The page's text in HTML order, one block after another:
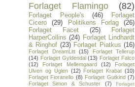
Forlaget Flamingo (82)
Forlaget People's (46)
Forlaget
Cicero
(29) Politikens Forlag
(26)
Forlaget Facet
(25)
Forlaget
HarperCollins (24) Forlaget Lindhardt
& Ringhof (23) Forlaget Piatkus (16)
Forlaget DreamLitt (15)
Forlaget Tellerup
(14) Forlaget Gyldendal (13) Forlaget Falco
(12)
Forlaget Mellemgaard (12)
Forlaget
Ulven og Uglen (12) Forlaget Krabat (10)
Forlaget Fioranello (8) Forlaget Gutkind (7)
Forlaget Simon & Schuster
(7)
Forlaget